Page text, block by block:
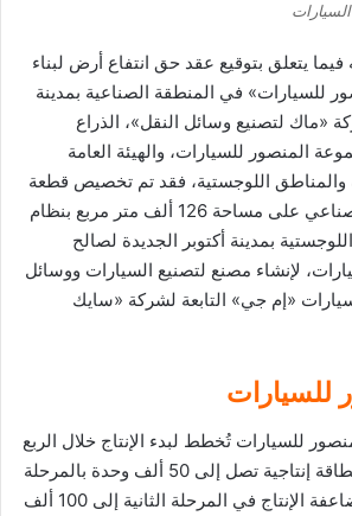
فيما يتعلق بتوقيع عقد حق انتفاع أرض لبناء
للسيارات» في المنطقة الصناعية بمدينة
«ماك لتصنيع وسائل النقل»، الذراع
المنصور للسيارات، والهيئة العامة
والمناطق اللوجستية، فقد تم تخصيص قطعة
أرض بنشاط استثمار صناعي على مساحة 126 ألف متر مربع بنظام
بمدينة أكتوبر الجديدة لصالح
لإنشاء مصنع لتصنيع السيارات ووسائل
سيارات «إم جي» التابعة لشركة «سايك
للسيارات
للسيارات تُخطط لبدء الإنتاج خلال الربع
الثاني من عام 2026 بطاقة إنتاجية تصل إلى 50 ألف وحدة بالمرحلة
الأولى، على أن يتم مضاعفة الإنتاج في المرحلة الثانية إلى 100 ألف